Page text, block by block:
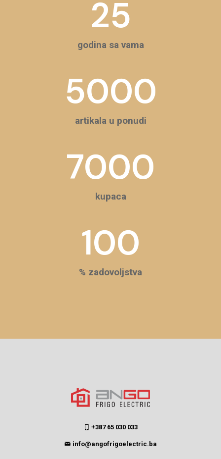
25
godina sa vama
5000
artikala u ponudi
7000
kupaca
100
% zadovoljstva
+387 65 030 033
info@angofrigoelectric.ba